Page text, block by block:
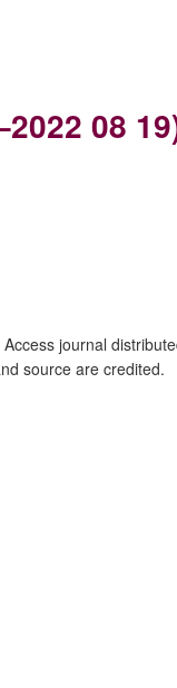
08
journal
source are credited.